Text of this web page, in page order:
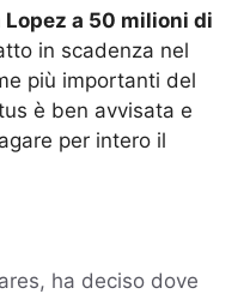
Lopez a 50 milioni di
in scadenza nel
più importanti del
è ben avvisata e
per intero il
ha deciso dove